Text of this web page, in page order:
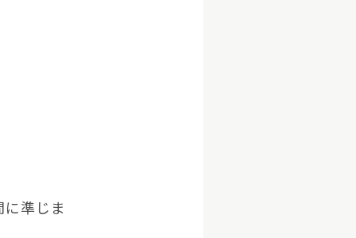
準じま